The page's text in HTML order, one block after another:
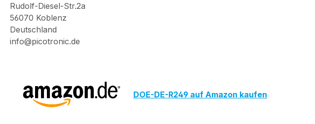
Rudolf-Diesel-Str.2a
56070 Koblenz
Deutschland
info@picotronic.de
DOE-DE-R249 auf Amazon kaufen